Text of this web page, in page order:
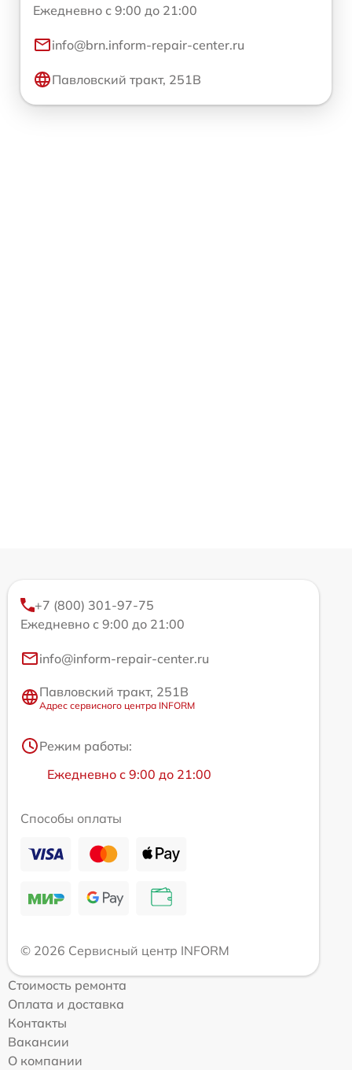
Ежедневно с 9:00 до 21:00
info@brn.inform-repair-center.ru
Павловский тракт, 251В
+7 (800) 301-97-75
Ежедневно с 9:00 до 21:00
info@inform-repair-center.ru
Павловский тракт, 251В
Адрес сервисного центра INFORM
Режим работы:
Ежедневно с 9:00 до 21:00
Способы оплаты
© 2026 Сервисный центр INFORM
Стоимость ремонта
Оплата и доставка
Контакты
Вакансии
О компании